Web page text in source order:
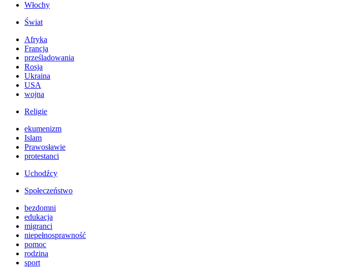
Włochy
Świat
Afryka
Francja
prześladowania
Rosja
Ukraina
USA
wojna
Religie
ekumenizm
Islam
Prawosławie
protestanci
Uchodźcy
Społeczeństwo
bezdomni
edukacja
migranci
niepełnosprawność
pomoc
rodzina
sport